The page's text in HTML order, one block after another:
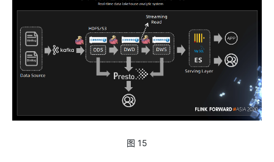
图 15